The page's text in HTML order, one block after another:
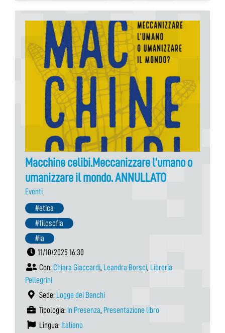
Macchine celibi.Meccanizzare l’umano o
umanizzare il mondo. ANNULLATO
Eventi
#etica
#filosofia
#ia
11/10/2025 16:30
Con: Chiara Giaccardi, Leandra Borsci, Libreria
Pellegrini
Sede: Logge dei Banchi
Tipologia: In Presenza, Presentazione libro
Lingua: Italiano